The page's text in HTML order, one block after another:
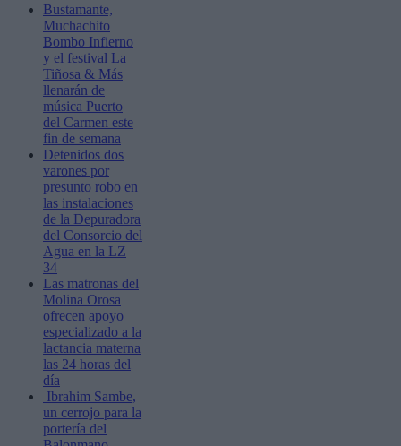
Bustamante,
Muchachito
Bombo Infierno
y el festival La
Tiñosa & Más
llenarán de
música Puerto
del Carmen este
fin de semana
Detenidos dos
varones por
presunto robo en
las instalaciones
de la Depuradora
del Consorcio del
Agua en la LZ
34
Las matronas del
Molina Orosa
ofrecen apoyo
especializado a la
lactancia materna
las 24 horas del
día
Ibrahim Sambe,
un cerrojo para la
portería del